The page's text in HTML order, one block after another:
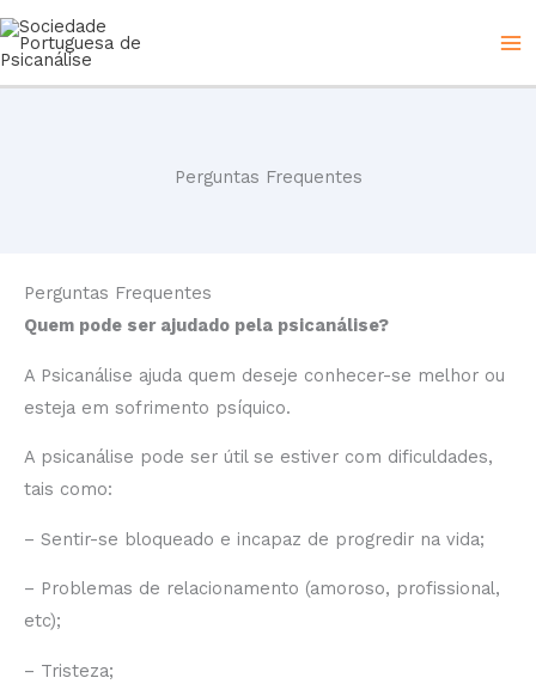
Skip
Perguntas Frequentes
Perguntas Frequentes
Quem pode ser ajudado pela psicanálise?
A Psicanálise ajuda quem deseje conhecer-se melhor ou
esteja em sofrimento psíquico.
A psicanálise pode ser útil se estiver com dificuldades,
tais como:
– Sentir-se bloqueado e incapaz de progredir na vida;
– Problemas de relacionamento (amoroso, profissional,
etc);
– Tristeza;